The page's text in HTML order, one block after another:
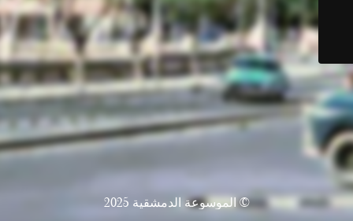
© الموسوعة الدمشقية 2025